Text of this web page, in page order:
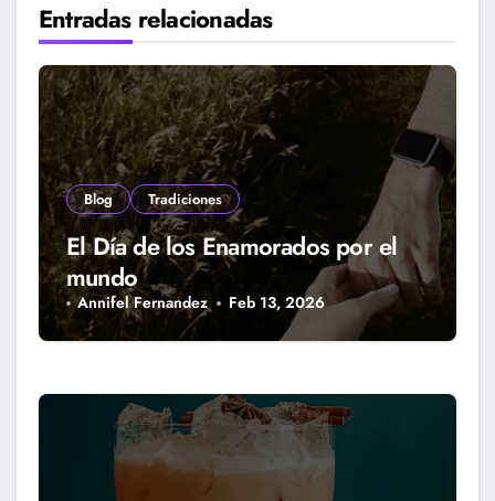
Entradas relacionadas
Blog Tradiciones
El Día de los Enamorados por el
mundo
Annifel Fernandez Feb 13, 2026